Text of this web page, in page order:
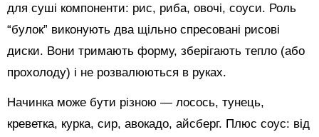
для суші компоненти: рис, риба, овочі, соуси. Роль
“булок” виконують два щільно спресовані рисові
диски. Вони тримають форму, зберігають тепло (або
прохолоду) і не розвалюються в руках.
Начинка може бути різною — лосось, тунець,
креветка, курка, сир, авокадо, айсберг. Плюс соус: від